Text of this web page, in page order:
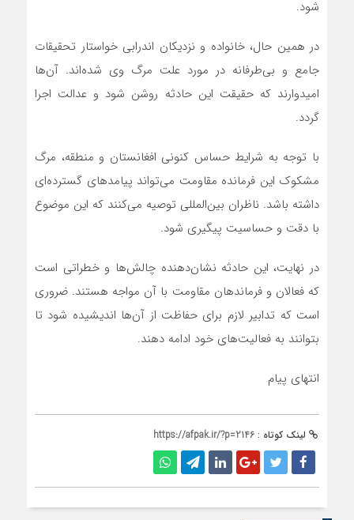
شود.
در همین حال، خانواده و نزدیکان اندرابی خواستار تحقیقات
جامع و بی‌طرفانه در مورد علت مرگ وی شده‌اند. آن‌ها
امیدوارند که حقیقت این حادثه روشن شود و عدالت اجرا
گردد.
با توجه به شرایط حساس کنونی افغانستان و منطقه، مرگ
مشکوک این فرمانده مقاومت می‌تواند پیامدهای گسترده‌ای
داشته باشد. ناظران بین‌المللی توصیه می‌کنند که این موضوع
با دقت و حساسیت پیگیری شود.
در نهایت، این حادثه نشان‌دهنده چالش‌ها و خطراتی است
که فعالان و فرماندهان مقاومت با آن مواجه هستند. ضروری
است که تدابیر لازم برای حفاظت از آن‌ها اندیشیده شود تا
بتوانند به فعالیت‌های خود ادامه دهند.
انتهای پیام
لینک کوتاه : https://afpak.ir/?p=2146